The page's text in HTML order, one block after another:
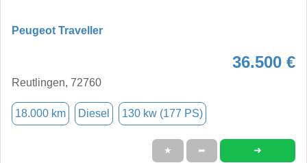
Peugeot Traveller
36.500 €
Reutlingen, 72760
18.000 km Diesel 130 kw (177 PS)
★ ➦ ➜